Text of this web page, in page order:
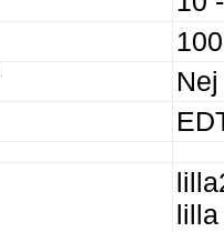
Nej
lilla